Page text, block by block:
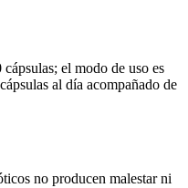
el modo de uso es
al día acompañado de
no producen malestar ni